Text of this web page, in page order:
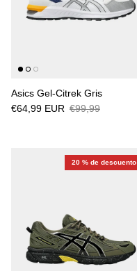
Asics Gel-Citrek Gris
€64,99 EUR €99,99
20 % de descuento